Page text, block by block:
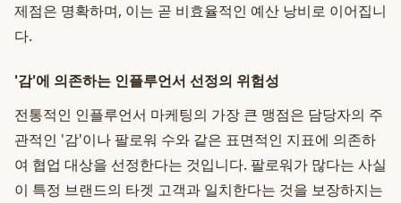
제점은 명확하며, 이는 곧 비효율적인 예산 낭비로 이어집니
다.
'감'에 의존하는 인플루언서 선정의 위험성
전통적인 인플루언서 마케팅의 가장 큰 맹점은 담당자의 주
관적인 '감'이나 팔로워 수와 같은 표면적인 지표에 의존하
여 협업 대상을 선정한다는 것입니다. 팔로워가 많다는 사실
이 특정 브랜드의 타겟 고객과 일치한다는 것을 보장하지는